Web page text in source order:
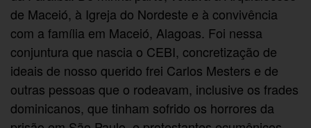
de Maceió, à Igreja do Nordeste e à convivência
com a família em Maceió, Alagoas. Foi nessa
conjuntura que nascia o CEBI, concretização de
ideais de nosso querido frei Carlos Mesters e de
outras pessoas que o rodeavam, inclusive os frades
dominicanos, que tinham sofrido os horrores da